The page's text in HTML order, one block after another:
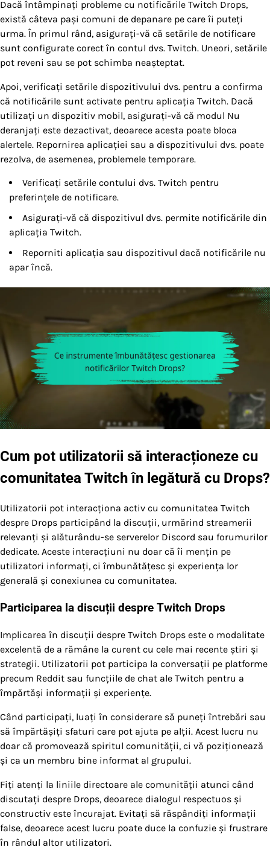
Dacă întâmpinați probleme cu notificările Twitch Drops,
există câteva pași comuni de depanare pe care îi puteți
urma. În primul rând, asigurați-vă că setările de notificare
sunt configurate corect în contul dvs. Twitch. Uneori, setările
pot reveni sau se pot schimba neașteptat.
Apoi, verificați setările dispozitivului dvs. pentru a confirma
că notificările sunt activate pentru aplicația Twitch. Dacă
utilizați un dispozitiv mobil, asigurați-vă că modul Nu
deranjați este dezactivat, deoarece acesta poate bloca
alertele. Repornirea aplicației sau a dispozitivului dvs. poate
rezolva, de asemenea, problemele temporare.
Verificați setările contului dvs. Twitch pentru
preferințele de notificare.
Asigurați-vă că dispozitivul dvs. permite notificările din
aplicația Twitch.
Reporniti aplicația sau dispozitivul dacă notificările nu
apar încă.
Cum pot utilizatorii să interacționeze cu
comunitatea Twitch în legătură cu Drops?
Utilizatorii pot interacționa activ cu comunitatea Twitch
despre Drops participând la discuții, urmărind streamerii
relevanți și alăturându-se serverelor Discord sau forumurilor
dedicate. Aceste interacțiuni nu doar că îi mențin pe
utilizatori informați, ci îmbunătățesc și experiența lor
generală și conexiunea cu comunitatea.
Participarea la discuții despre Twitch Drops
Implicarea în discuții despre Twitch Drops este o modalitate
excelentă de a rămâne la curent cu cele mai recente știri și
strategii. Utilizatorii pot participa la conversații pe platforme
precum Reddit sau funcțiile de chat ale Twitch pentru a
împărtăși informații și experiențe.
Când participați, luați în considerare să puneți întrebări sau
să împărtășiți sfaturi care pot ajuta pe alții. Acest lucru nu
doar că promovează spiritul comunității, ci vă poziționează
și ca un membru bine informat al grupului.
Fiți atenți la liniile directoare ale comunității atunci când
discutați despre Drops, deoarece dialogul respectuos și
constructiv este încurajat. Evitați să răspândiți informații
false, deoarece acest lucru poate duce la confuzie și frustrare
în rândul altor utilizatori.